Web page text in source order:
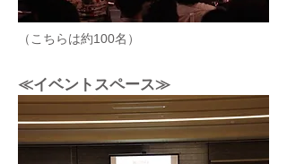
（こちらは約100名）
≪イベントスペース≫